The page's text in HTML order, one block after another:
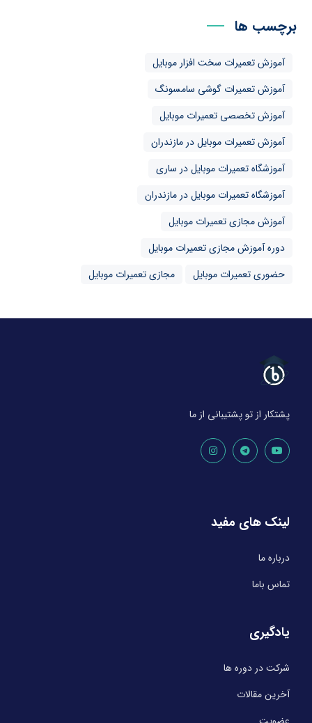
برچسب ها
آموزش تعمیرات سخت افزار موبایل
آموزش تعمیرات گوشی سامسونگ
آموزش تخصصی تعمیرات موبایل
آموزش تعمیرات موبایل در مازندران
آموزشگاه تعمیرات موبایل در ساری
آموزشگاه تعمیرات موبایل در مازندران
آموزش مجازی تعمیرات موبایل
دوره آموزش مجازی تعمیرات موبایل
حضوری تعمیرات موبایل
مجازی تعمیرات موبایل
پشتکار از تو پشتیبانی از ما
لینک های مفید
درباره ما
تماس باما
یادگیری
شرکت در دوره ها
آخرین مقالات